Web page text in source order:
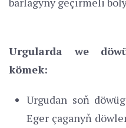
Urgularda we
kömek:
Urgudan soň
Eger çaganyň